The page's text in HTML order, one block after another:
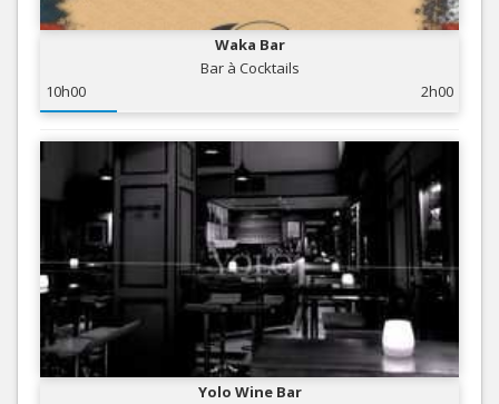
Waka Bar
Bar à Cocktails
10h00
2h00
Yolo Wine Bar